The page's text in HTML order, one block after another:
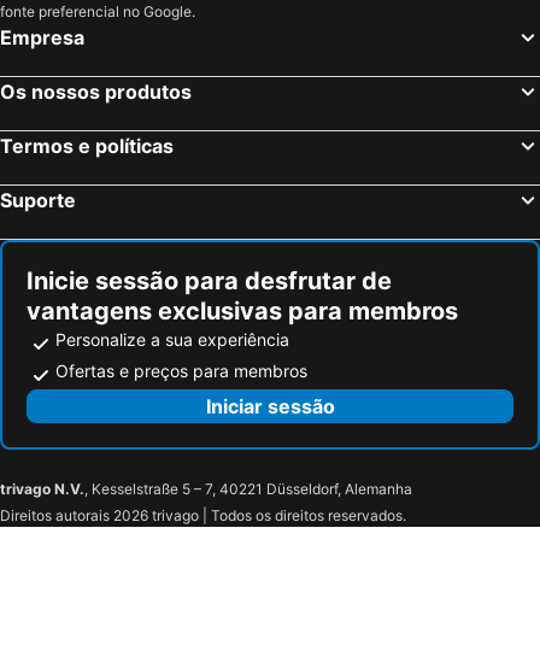
Easingwold, bed and breakfasts
Sacriston, bed and breakfasts
fonte preferencial no Google.
Empresa
Os nossos produtos
Termos e políticas
Suporte
Inicie sessão para desfrutar de
vantagens exclusivas para membros
Personalize a sua experiência
Ofertas e preços para membros
Iniciar sessão
trivago N.V., Kesselstraße 5 – 7, 40221 Düsseldorf, Alemanha
Direitos autorais 2026 trivago | Todos os direitos reservados.